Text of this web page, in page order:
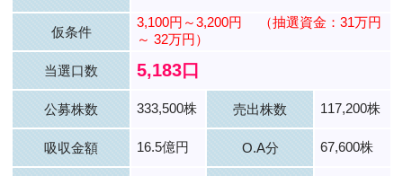
仮条件
3,100円～3,200円
（抽選資金：31万円
～ 32万円）
当選口数 5,183口
公募株数 333,500株 売出株数 117,200株
吸収金額 16.5億円 O.A分 67,600株